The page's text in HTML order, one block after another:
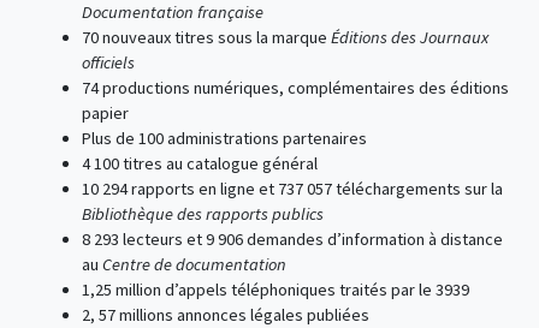
Documentation française
70 nouveaux titres sous la marque Éditions des Journaux
officiels
74 productions numériques, complémentaires des éditions
papier
Plus de 100 administrations partenaires
4 100 titres au catalogue général
10 294 rapports en ligne et 737 057 téléchargements sur la
Bibliothèque des rapports publics
8 293 lecteurs et 9 906 demandes d’information à distance
au Centre de documentation
1,25 million d’appels téléphoniques traités par le 3939
2, 57 millions annonces légales publiées